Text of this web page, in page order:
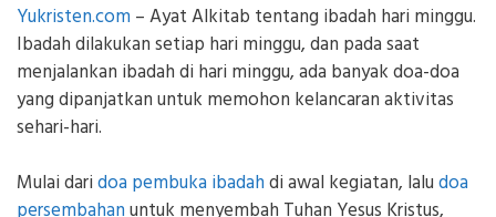
Yukristen.com – Ayat Alkitab tentang ibadah hari minggu.
Ibadah dilakukan setiap hari minggu, dan pada saat
menjalankan ibadah di hari minggu, ada banyak doa-doa
yang dipanjatkan untuk memohon kelancaran aktivitas
sehari-hari.
Mulai daridoa pembuka ibadahdi awal kegiatan, laludoa
persembahanuntuk menyembah Tuhan Yesus Kristus,